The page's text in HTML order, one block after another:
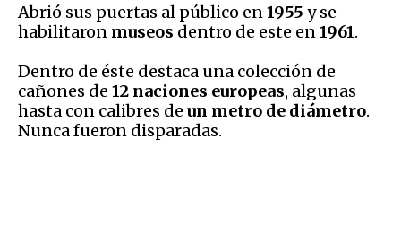
Abrió sus puertas al público en1955 y se
habilitaron museos dentro de este en1961.
Dentro de éste destaca una colección de
cañones de 12 naciones europeas, algunas
hasta con calibres de un metro de diámetro.
Nunca fueron disparadas.